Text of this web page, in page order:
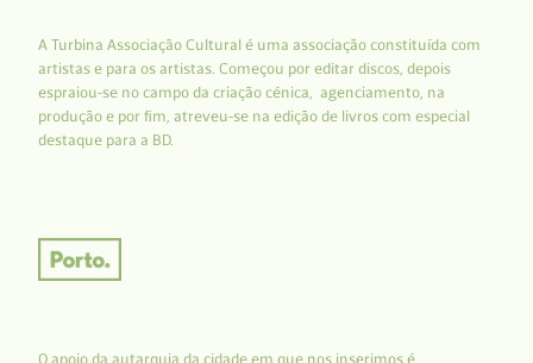
A Turbina Associação Cultural é uma associação constituída com
artistas e para os artistas. Começou por editar discos, depois
espraiou-se no campo da criação cénica, agenciamento, na
produção e por fim, atreveu-se na edição de livros com especial
destaque para a BD.
O apoio da autarquia da cidade em que nos inserimos é